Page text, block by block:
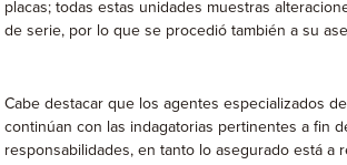
placas; todas estas unidades muestras
de serie, por lo que se procedió también a su
Cabe destacar que los agentes especializados
continúan con las indagatorias pertinentes a fin
responsabilidades, en tanto lo asegurado está a